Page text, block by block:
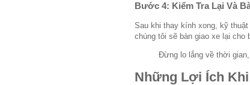
Bước 4: Kiểm Tra Lại Và
Sau khi thay kính xong, kỹ
chúng tôi sẽ bàn giao xe lại cho
Đừng lo lắng về thời
Những Lợi Ích